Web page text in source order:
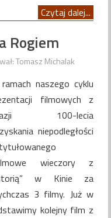
Czytaj dalej...
Rogiem
Tomasz Michalak
naszego cyklu
filmowych z
100-lecia
niepodległości
wieczory z
w Kinie za
3 filmy. Już w
kolejny film z